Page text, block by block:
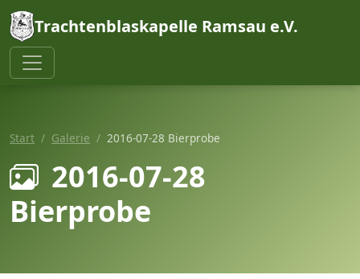
Trachtenblaskapelle Ramsau e.V.
Start Galerie 2016-07-28 Bierprobe
2016-07-28
Bierprobe